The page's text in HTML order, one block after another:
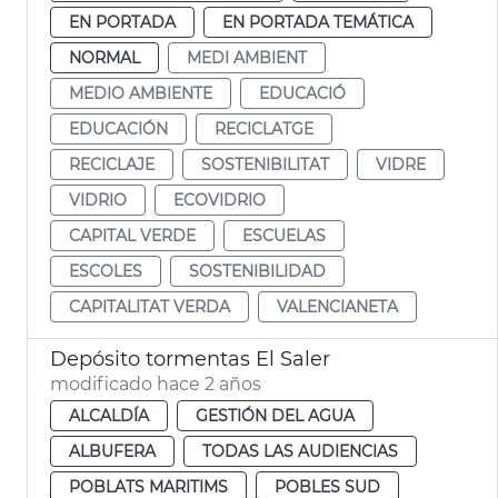
EN PORTADA
EN PORTADA TEMÁTICA
NORMAL
MEDI AMBIENT
MEDIO AMBIENTE
EDUCACIÓ
EDUCACIÓN
RECICLATGE
RECICLAJE
SOSTENIBILITAT
VIDRE
VIDRIO
ECOVIDRIO
CAPITAL VERDE
ESCUELAS
ESCOLES
SOSTENIBILIDAD
CAPITALITAT VERDA
VALENCIANETA
Depósito tormentas El Saler
modificado hace 2 años
ALCALDÍA
GESTIÓN DEL AGUA
ALBUFERA
TODAS LAS AUDIENCIAS
POBLATS MARITIMS
POBLES SUD